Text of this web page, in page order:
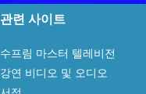
관련 사이트
수프림 마스터 텔레비전
강연 비디오 및 오디오